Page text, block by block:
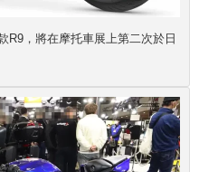
R9，將在摩托車展上第二次於日